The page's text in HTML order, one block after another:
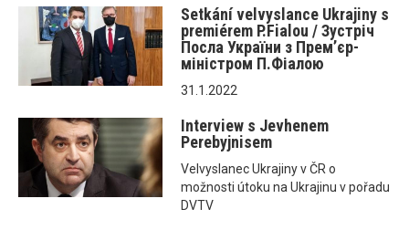
Setkání velvyslance Ukrajiny s
premiérem P.Fialou / Зустріч
Посла України з Прем’єр-
міністром П.Фіалою
31.1.2022
Interview s Jevhenem
Perebyjnisem
Velvyslanec Ukrajiny v ČR o
možnosti útoku na Ukrajinu v pořadu
DVTV